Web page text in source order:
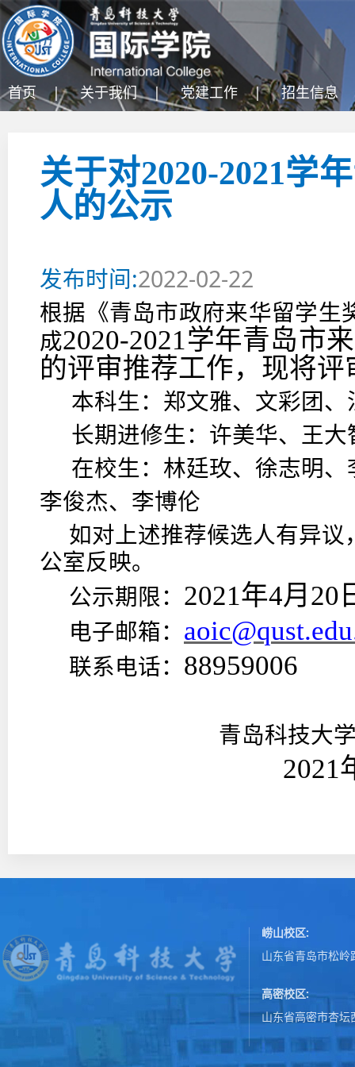
首页 | 关于我们 | 党建工作 | 招生信息
关于对2020-2021学
人的公示
发布时间:2022-02-22
根据《青岛市政府来华留学生
成2020-2021学年青岛市
的评审推荐工作，现将
本科生：郑文雅、文彩团、
长期进修生：许美华、王大
在校生：林廷玫、徐志明
李俊杰、李博伦
如对上述推荐候选人有异
公室反映。
公示期限： 2021年4月20
电子邮箱：
联系电话： 88959006
青岛科技大
2021年4
崂山校区:
山东省青岛市松岭
高密校区:
山东省高密市杏坛